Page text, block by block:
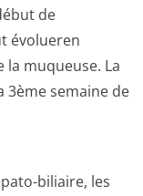
de
évolueren
muqueuse. La
semaine de
biliaire, les